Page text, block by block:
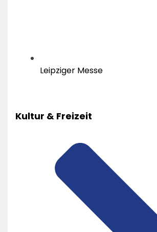
Leipziger Messe
Kultur & Freizeit